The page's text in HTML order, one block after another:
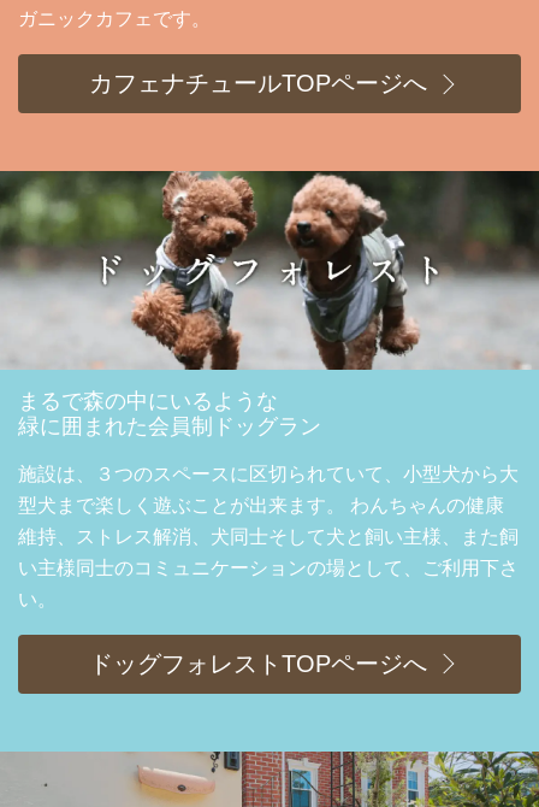
ガニックカフェです。
カフェナチュールTOPページへ
まるで森の中にいるような
緑に囲まれた会員制ドッグラン
施設は、３つのスペースに区切られていて、小型犬から大
型犬まで楽しく遊ぶことが出来ます。 わんちゃんの健康
維持、ストレス解消、犬同士そして犬と飼い主様、また飼
い主様同士のコミュニケーションの場として、ご利用下さ
い。
ドッグフォレストTOPページへ